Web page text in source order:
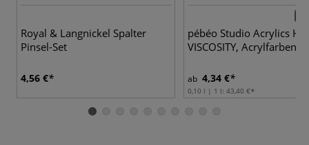
Royal & Langnickel Spalter
Pinsel-Set
4,56 €
pébéo Studio Acrylics
VISCOSITY, Acrylfarben
ab 4,34 €
0,10 l | 1 l: 43,40 €